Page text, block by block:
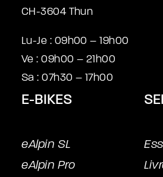
CH-3604 Thun
Lu-Je : 09h00 – 19h00
Ve : 09h00 – 21h00
Sa : 07h30 – 17h00
E-BIKES
eAlpin SL
eAlpin Pro